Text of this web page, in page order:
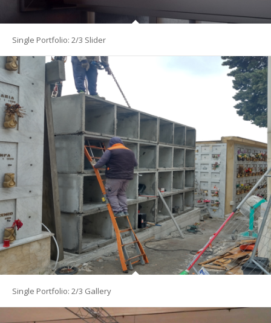
Single Portfolio: 2/3 Slider
Single Portfolio: 2/3 Gallery